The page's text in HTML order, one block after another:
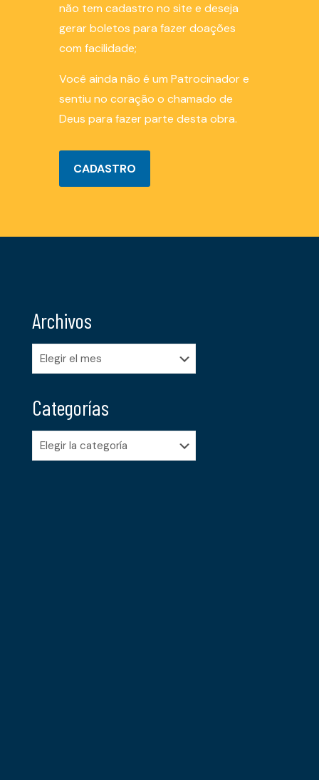
não tem cadastro no site e deseja
gerar boletos para fazer doações
com facilidade;
Você ainda não é um Patrocinador e
sentiu no coração o chamado de
Deus para fazer parte desta obra.
CADASTRO
Archivos
Archivos
Categorías
Categorías